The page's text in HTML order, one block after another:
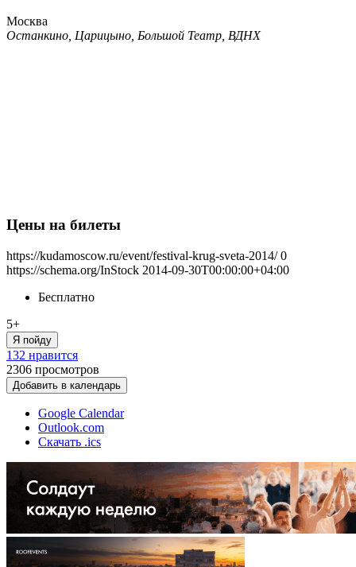
Москва
Останкино, Царицыно, Большой Театр, ВДНХ
Цены на билеты
https://kudamoscow.ru/event/festival-krug-sveta-2014/ 0
https://schema.org/InStock 2014-09-30T00:00:00+04:00
Бесплатно
5+
Я пойду
132 нравится
2306 просмотров
Добавить в календарь
Google Calendar
Outlook.com
Скачать .ics